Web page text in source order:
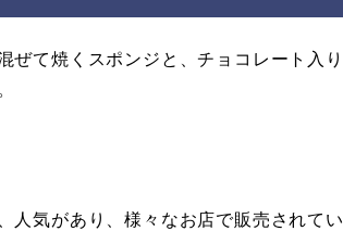
ぜて焼くスポンジと、チョコレート入り
人気があり、様々なお店で販売されてい